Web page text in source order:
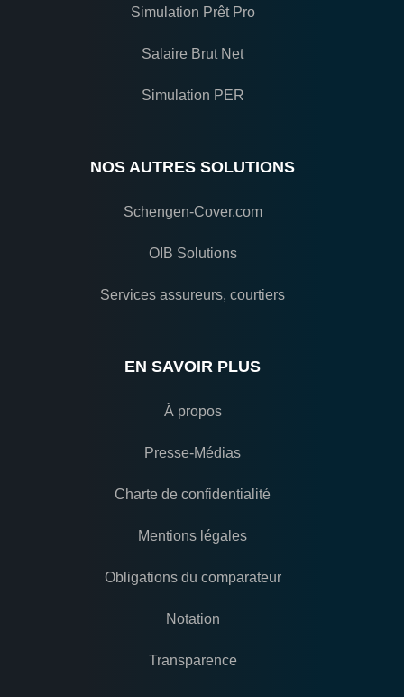
Simulation Prêt Pro
Salaire Brut Net
Simulation PER
NOS AUTRES SOLUTIONS
Schengen-Cover.com
OIB Solutions
Services assureurs, courtiers
EN SAVOIR PLUS
À propos
Presse-Médias
Charte de confidentialité
Mentions légales
Obligations du comparateur
Notation
Transparence